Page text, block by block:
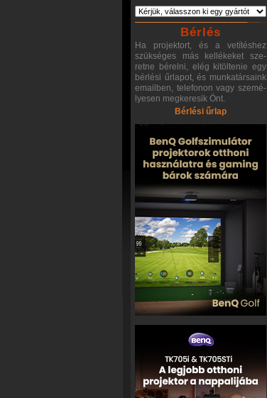
Bérlés
Ha projektort, és a vetítéshez
szükséges más kellékeket sze-
retne bérelni, elég kitöltenie egy
bérlési űrlapot, és munkatársaink
emailben, telefonon vagy szemé-
lyesen megkeresik Önt.
Bérlési űrlap